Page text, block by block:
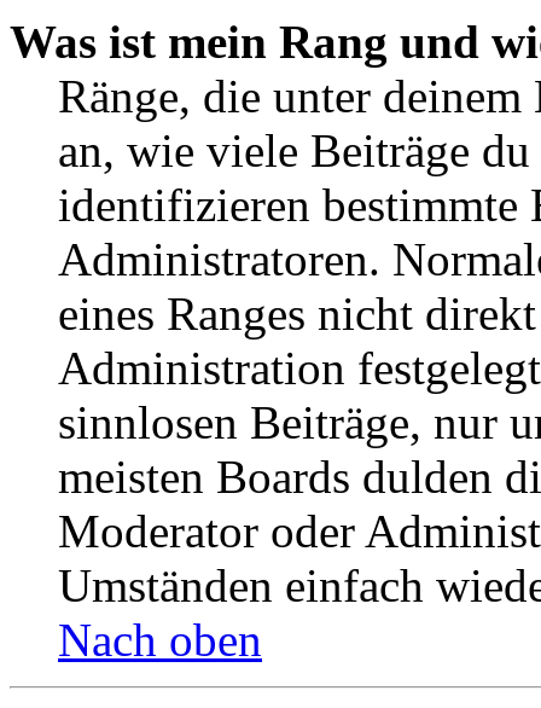
Was ist mein Rang und
Ränge, die unter deinem
an, wie viele Beiträge
identifizieren bestimmte
Administratoren.
eines Ranges nicht
Administration
sinnlosen Beiträge, nur
meisten Boards dulden
Moderator oder
Umständen einfach
Nach oben